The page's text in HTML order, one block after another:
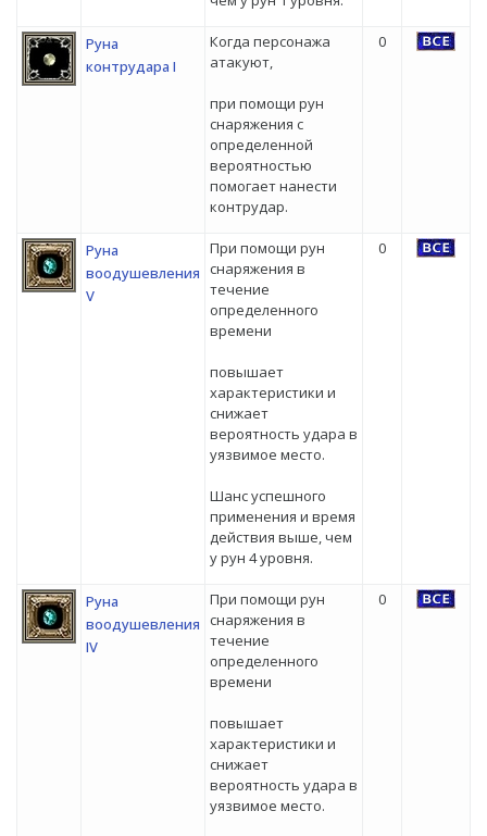
Руна
контрудара I
Когда персонажа
атакуют,
при помощи рун
снаряжения с
определенной
вероятностью
помогает нанести
контрудар.
0
Руна
воодушевления
V
При помощи рун
снаряжения в
течение
определенного
времени
повышает
характеристики и
снижает
вероятность удара в
уязвимое место.
Шанс успешного
применения и время
действия выше, чем
у рун 4 уровня.
0
Руна
воодушевления
IV
При помощи рун
снаряжения в
течение
определенного
времени
повышает
характеристики и
снижает
вероятность удара в
уязвимое место.
0